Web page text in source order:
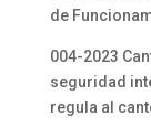
de
004-2023
seguridad
regula al